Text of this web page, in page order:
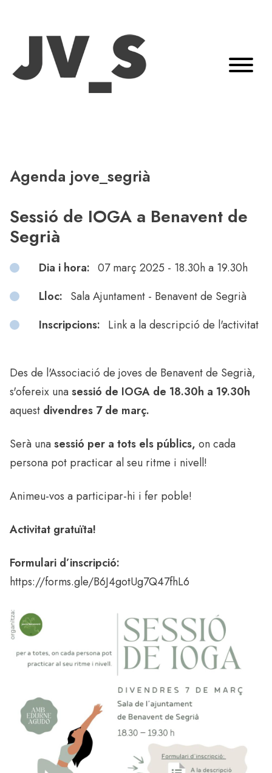
Agenda jove_segrià
Sessió de IOGA a Benavent de
Segrià
Dia i hora: 07 març 2025 - 18.30h a 19.30h
Lloc: Sala Ajuntament - Benavent de Segrià
Inscripcions: Link a la descripció de l'activitat
Des de l'Associació de joves de Benavent de Segrià,
s'ofereix unasessió de IOGA de 18.30h a 19.30h
aquest divendres 7 de març.
Serà unasessió per a tots els públics, on cada
persona pot practicar al seu ritme i nivell!
Animeu-vos a participar-hi i fer poble!
Activitat gratuïta!
Formulari d’inscripció:
https://forms.gle/B6J4gotUg7Q47fhL6